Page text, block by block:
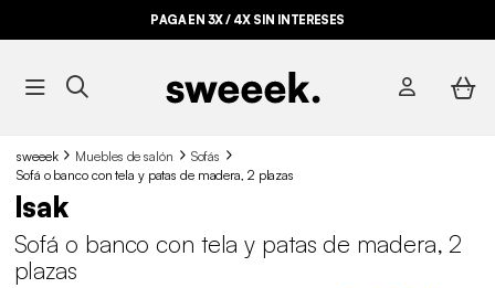
PAGA EN 3X / 4X SIN INTERESES
sweeek Muebles de salón
Sofás
Sofá o banco con tela y patas de madera, 2 plazas
Isak
Sofá o banco con tela y patas de madera, 2
plazas